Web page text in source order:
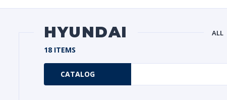
HYUNDAI ALL
18 ITEMS
CATALOG